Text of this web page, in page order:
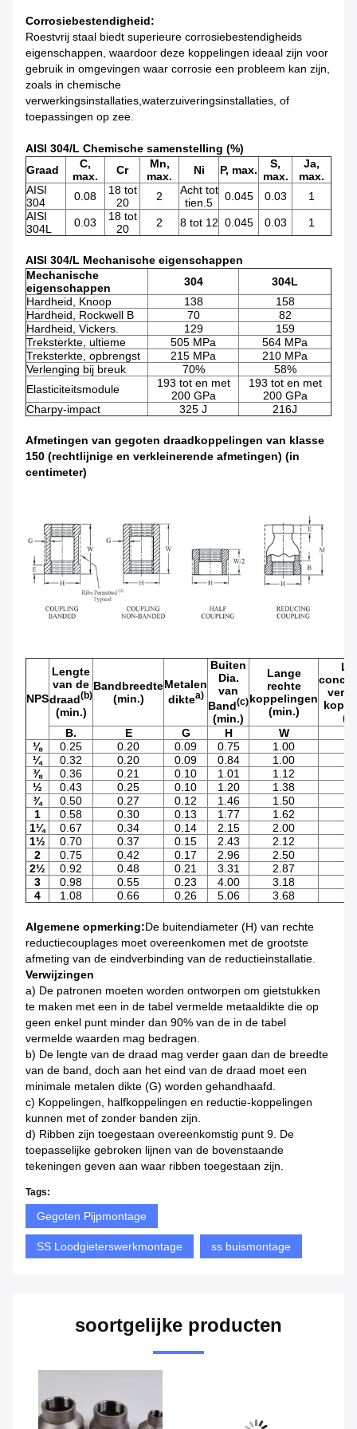
Corrosiebestendigheid:
Roestvrij staal biedt superieure corrosiebestendigheids
eigenschappen, waardoor deze koppelingen ideaal zijn voor
gebruik in omgevingen waar corrosie een probleem kan zijn,
zoals in chemische
verwerkingsinstallaties,waterzuiveringsinstallaties, of
toepassingen op zee.
AISI 304/L Chemische samenstelling (%)
Graad
C,
max.
Cr
Mn,
max.
Ni P, max.
S,
max.
Ja,
max.
AISI
304
0.08
18 tot
20
2
Acht tot
tien.5
0.045 0.03
1
AISI
304L
0.03
18 tot
20
2 8 tot 12 0.045 0.03 1
AISI 304/L Mechanische eigenschappen
Mechanische
eigenschappen
304
304L
Hardheid, Knoop
138
158
Hardheid, Rockwell B
70
82
Hardheid, Vickers.
129
159
Treksterkte, ultieme
505 MPa
564 MPa
Treksterkte, opbrengst
215 MPa
210 MPa
Verlenging bij breuk
70%
58%
Elasticiteitsmodule
193 tot en met
200 GPa
193 tot en met
200 GPa
Charpy-impact
325 J 216J
Afmetingen van gegoten draadkoppelingen van klasse
150 (rechtlijnige en verkleinerende afmetingen) (in
centimeter)
NPS
Lengte
van de
draad(b)
(min.)
Bandbreedte
(min.)
Metalen
diktea)
Buiten
Dia.
van
Band(c)
(min.)
Lange
rechte
koppelingen
(min.)
B.
E G H W
⅛
0.25 0.20 0.09 0.75 1.00
¼
0.32 0.20 0.09 0.84 1.00
⅜
0.36 0.21 0.10 1.01 1.12
½
0.43 0.25 0.10 1.20 1.38
¾
0.50 0.27 0.12 1.46 1.50
1
0.58 0.30 0.13 1.77 1.62
1¼ 0.67 0.34 0.14 2.15 2.00
1½ 0.70 0.37 0.15 2.43 2.12
2
0.75 0.42 0.17 2.96 2.50
2½ 0.92 0.48 0.21 3.31 2.87
3
0.98 0.55 0.23 4.00 3.18
4
1.08 0.66 0.26 5.06 3.68
Algemene opmerking:De buitendiameter (H) van rechte
reductiecouplages moet overeenkomen met de grootste
afmeting van de eindverbinding van de reductieinstallatie.
Verwijzingen
a) De patronen moeten worden ontworpen om gietstukken
te maken met een in de tabel vermelde metaaldikte die op
geen enkel punt minder dan 90% van de in de tabel
vermelde waarden mag bedragen.
b) De lengte van de draad mag verder gaan dan de breedte
van de band, doch aan het eind van de draad moet een
minimale metalen dikte (G) worden gehandhaafd.
c) Koppelingen, halfkoppelingen en reductie-koppelingen
kunnen met of zonder banden zijn.
d) Ribben zijn toegestaan overeenkomstig punt 9. De
toepasselijke gebroken lijnen van de bovenstaande
tekeningen geven aan waar ribben toegestaan zijn.
Tags:
Gegoten Pijpmontage
SS Loodgieterswerkmontage ss buismontage
soortgelijke producten